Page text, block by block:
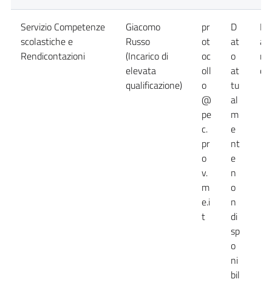
Servizio Competenze
scolastiche e
Rendicontazioni
Giacomo
Russo
(Incarico di
elevata
qualificazione)
pr
ot
oc
oll
o
@
pe
c.
pr
o
v.
m
e.i
t
D
at
o
at
tu
al
m
e
nt
e
n
o
n
di
sp
o
ni
bil